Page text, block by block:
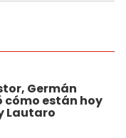
Germán
están hoy
Lautaro